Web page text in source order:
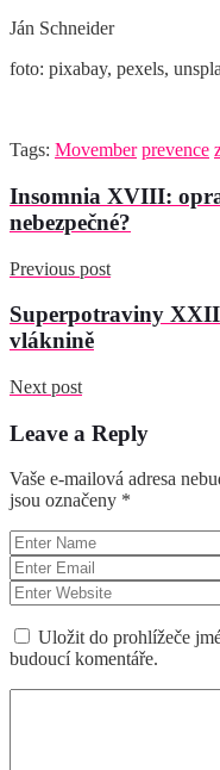
Ján Schneider
foto: pixabay, pexels,
Tags: Movember prevence
Insomnia XVIII:
nebezpečné?
Previous post
Superpotraviny
vláknině
Next post
Leave a Reply
Vaše e-mailová adresa
jsou označeny *
Uložit do prohlížeče
budoucí komentáře.